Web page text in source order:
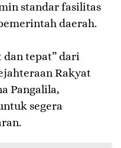
standar fasilitas
daerah.
dan tepat” dari
Rakyat
Pangalila,
segera